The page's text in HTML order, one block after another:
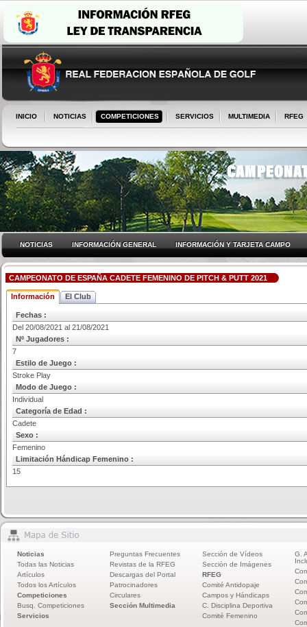
INICIO NOTICIAS COMPETICIONES SERVICIOS MULTIMEDIA RFEG
NOTICIAS INFORMACIÓN GENERAL INFORMACIÓN Y TARJETA CAMPO
CAMPEONATO DE ESPAÑA CADETE FEMENINO DE PITCH & PUTT 2021
Información El Club
Fechas :
Del 20/08/2021 al 21/08/2021
Nº Jugadores :
7
Estilo de Juego :
Stroke Play
Modo de Juego :
Individual
Categoría de Edad :
Cadete
Sexo :
Femenino
Limitación Hándicap Femenino :
15
Noticias
Todas las Noticias
Artículos
Todos los Artículos
Competiciones
Busq. Competiciones
Servicios
Preguntas Frecuentes
Revistas de la RFEG
Descargas del Portal
Patrocinadores
Circulares
Sección Multimedia
Sección de Vídeos
Sección de Imágenes
RFEG
Comité Antidopaje
Campos y Hándicaps
C. Disciplina Deportiva
Comité Femenino
G.